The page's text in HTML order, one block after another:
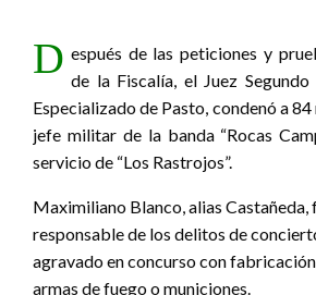
D espués de las peticiones y
de la Fiscalía, el Juez
Especializado de Pasto, condenó a
jefe militar de la banda “Rocas
servicio de “Los Rastrojos”.
Maximiliano Blanco, alias Castañeda,
responsable de los delitos de
agravado en concurso con
armas de fuego o municiones.